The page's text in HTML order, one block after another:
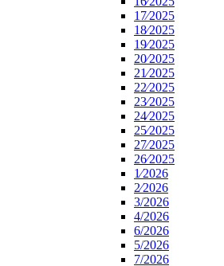
17⁄2025
18⁄2025
19⁄2025
20⁄2025
21⁄2025
22⁄2025
23⁄2025
24⁄2025
25⁄2025
27⁄2025
26⁄2025
1⁄2026
2⁄2026
3/2026
4/2026
6/2026
5/2026
7/2026